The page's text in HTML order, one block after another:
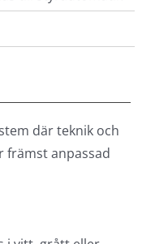
där teknik och
främst anpassad